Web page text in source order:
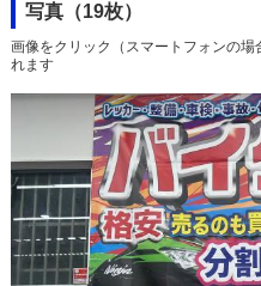
写真（19枚）
画像をクリック（スマートフォンの
れます